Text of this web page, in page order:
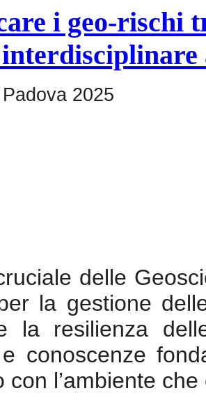
i geo-rischi
delle
la gestione
la resilienza
conoscenze
con l’ambiente